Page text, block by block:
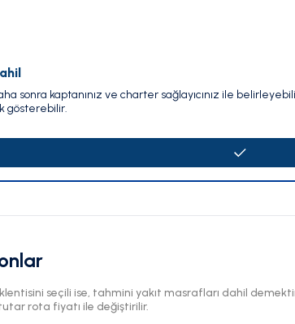
sonra kaptanınız ve charter sağlayıcınız ile
gösterebilir.
seçili ise, tahmini yakıt masrafları dahil
rota fiyatı ile değiştirilir.